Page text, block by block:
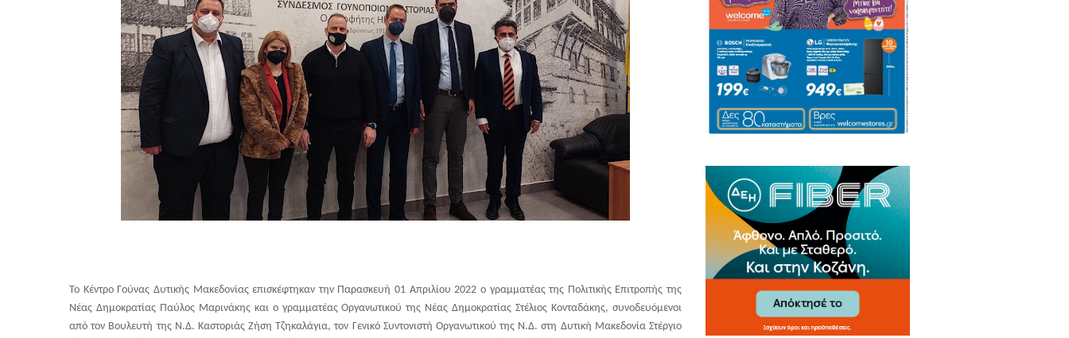
Το Κέντρο Γούνας Δυτικής Μακεδονίας επισκέφτηκαν την Παρασκευή 01 Απριλίου 2022 ο γραμματέας της Πολιτικής Επιτροπής της
Νέας Δημοκρατίας Παύλος Μαρινάκης και ο γραμματέας Οργανωτικού της Νέας Δημοκρατίας Στέλιος Κονταδάκης, συνοδευόμενοι
από τον Βουλευτή της Ν.Δ. Καστοριάς Ζήση Τζηκαλάγια, τον Γενικό Συντονιστή Οργανωτικού της Ν.Δ. στη Δυτική Μακεδονία Στέργιο